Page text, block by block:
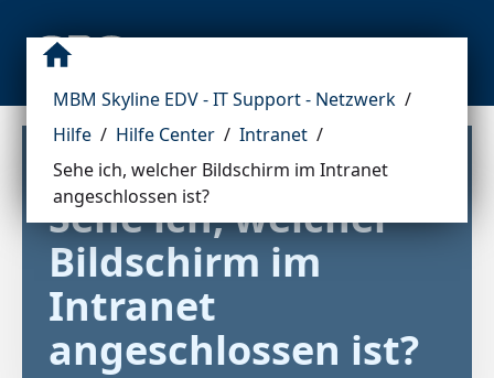
MBM Skyline EDV - IT Support - Netzwerk /
Hilfe / Hilfe Center / Intranet /
Sehe ich, welcher Bildschirm im Intranet
angeschlossen ist?
Sehe ich, welcher
Bildschirm im
Intranet
angeschlossen ist?